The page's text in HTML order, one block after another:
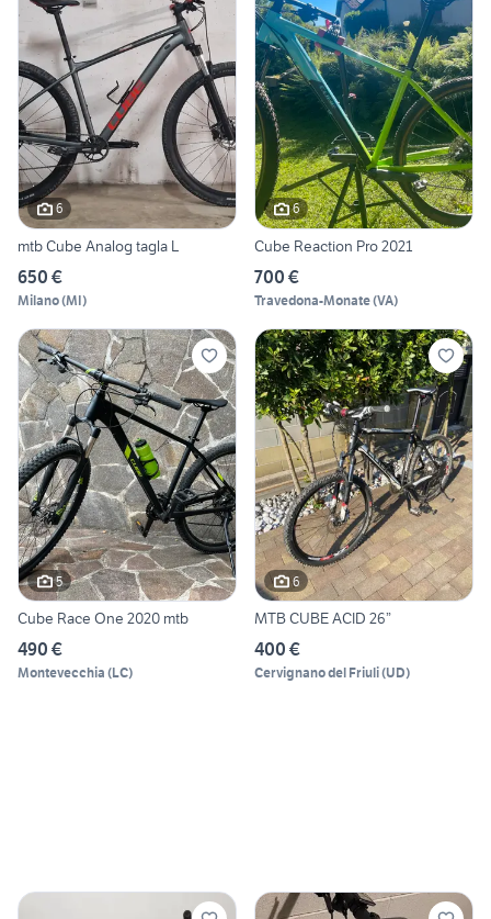
6
mtb Cube Analog tagla L
650 €
Milano(MI)
6
Cube Reaction Pro 2021
700 €
Travedona-Monate(VA)
5
Cube Race One 2020 mtb
490 €
Montevecchia (LC)
6
MTB CUBE ACID 26”
400 €
Cervignano del Friuli(UD)